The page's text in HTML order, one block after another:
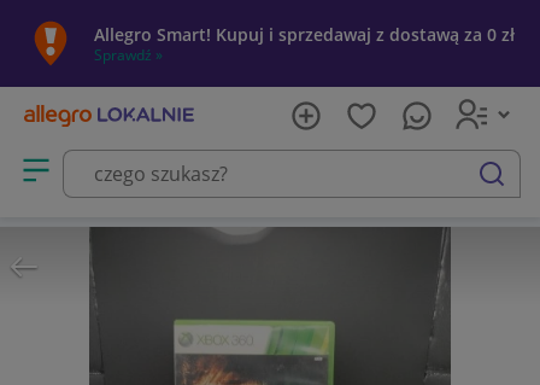
Allegro Smart! Kupuj i sprzedawaj z dostawą za 0 zł
Sprawdź »
Otwórz menu z kategoriami
szukaj